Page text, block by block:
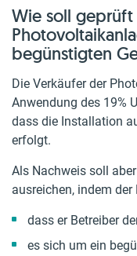
Wie soll
begünstigten
Die Verkäufer der
Anwendung des 19%
dass die Installation
erfolgt.
Als Nachweis soll
ausreichen, indem der
dass er Betreiber
es sich um ein